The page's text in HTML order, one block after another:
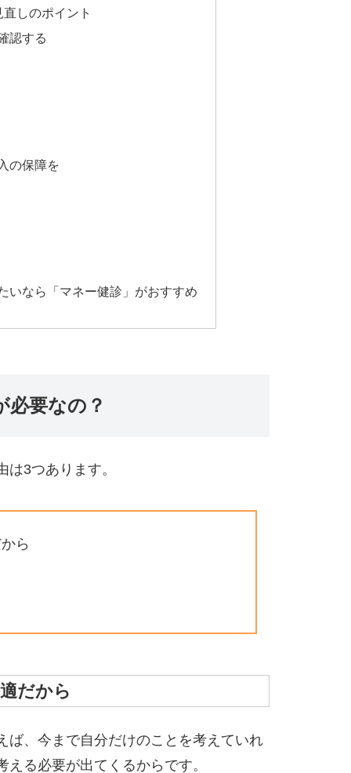
しのポイント
認する
の保障を
いなら「マネー健診」がおすすめ
必要なの？
3つあります。
ら
だから
ば、今まで自分だけのことを考えていれ
る必要が出てくるからです。